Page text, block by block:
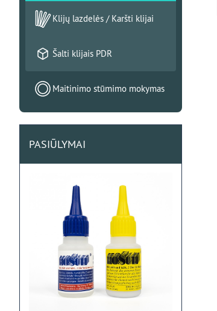
Klijų lazdelės / Karšti klijai
Šalti klijais PDR
Maitinimo stūmimo mokymas
PASIŪLYMAI